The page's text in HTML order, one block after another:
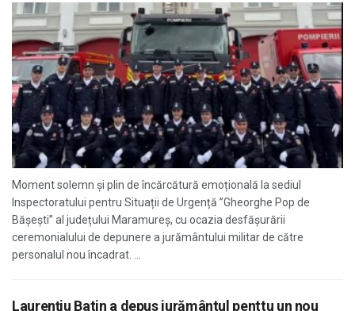
Moment solemn și plin de încărcătură emoțională la sediul
Inspectoratului pentru Situații de Urgență ”Gheorghe Pop de
Bășești” al județului Maramureș, cu ocazia desfășurării
ceremonialului de depunere a jurământului militar de către
personalul nou încadrat. ...
Laurențiu Batin a depus jurământul penttu un nou